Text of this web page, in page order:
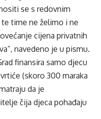
se s redovnim
time ne želimo i ne
cijena privatnih
navedeno je u pismu.
finansira samo djecu
(skoro 300 maraka
da je
čija djeca pohađaju